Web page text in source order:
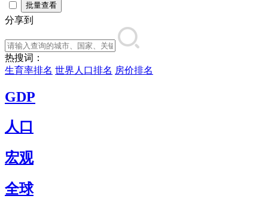
批量查看
分享到
热搜词：
生育率排名 世界人口排名 房价排名
GDP
人口
宏观
全球